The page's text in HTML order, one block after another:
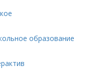
образование